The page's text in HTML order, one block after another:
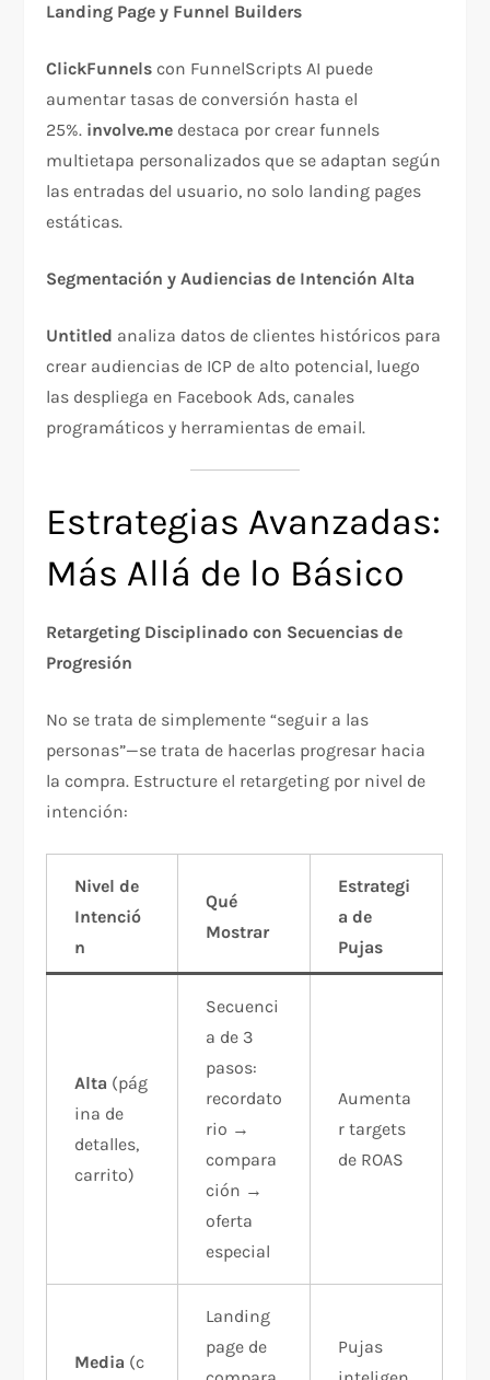
Landing Page y Funnel Builders
ClickFunnels con FunnelScripts AI puede
aumentar tasas de conversión hasta el
25%. involve.me destaca por crear funnels
multietapa personalizados que se adaptan según
las entradas del usuario, no solo landing pages
estáticas.​
Segmentación y Audiencias de Intención Alta
Untitled analiza datos de clientes históricos para
crear audiencias de ICP de alto potencial, luego
las despliega en Facebook Ads, canales
programáticos y herramientas de email.​
Estrategias Avanzadas:
Más Allá de lo Básico
Retargeting Disciplinado con Secuencias de
Progresión
No se trata de simplemente “seguir a las
personas”—se trata de hacerlas progresar hacia
la compra. Estructure el retargeting por nivel de
intención:​
Nivel de
Intenció
n
Qué
Mostrar
Estrategi
a de
Pujas
Alta (pág
ina de
detalles,
carrito)
Secuenci
a de 3
pasos:
recordato
rio →
compara
ción →
oferta
especial
Aumenta
r targets
de ROAS
Media (c
Landing
page de
Pujas